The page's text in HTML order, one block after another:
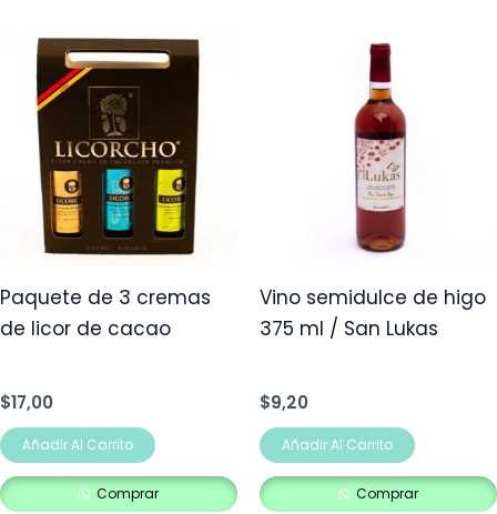
Paquete de 3 cremas
de licor de cacao
$17,00
Añadir Al Carrito
Comprar
Vino semidulce de higo
375 ml / San Lukas
$9,20
Añadir Al Carrito
Comprar